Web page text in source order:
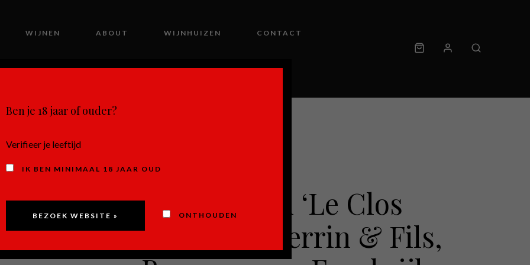
WIJNEN ABOUT WIJNHUIZEN CONTACT
Saint-Véran ‘Le Clos
Vessats’ Guerrin & Fils,
Ben je 18 jaar of ouder?
Verifieer je leeftijd
IK BEN MINIMAAL 18 JAAR OUD
ONTHOUDEN